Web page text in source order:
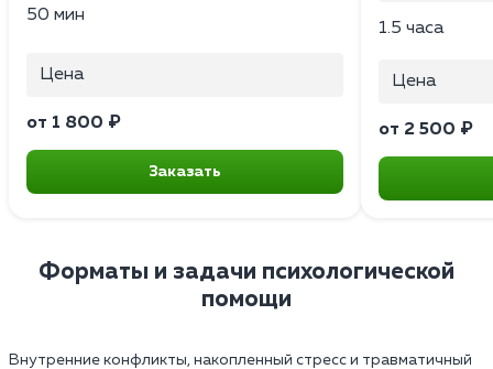
50 мин
Цена
от 1 800 ₽
Заказать
1.5 часа
Цена
от 2 500 ₽
Форматы и задачи психологической
помощи
Внутренние конфликты, накопленный стресс и травматичный